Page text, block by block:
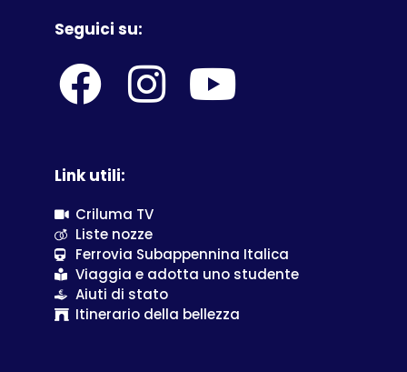
Seguici su:
Link utili:
Criluma TV
Liste nozze
Ferrovia Subappennina Italica
Viaggia e adotta uno studente
Aiuti di stato
Itinerario della bellezza